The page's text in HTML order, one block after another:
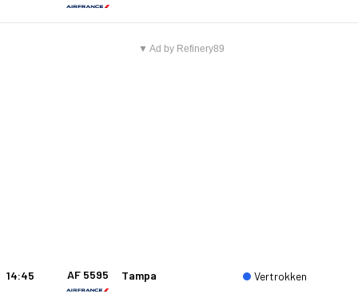
▼ Ad by Refinery89
14:45 AF 5595 Tampa Vertrokken